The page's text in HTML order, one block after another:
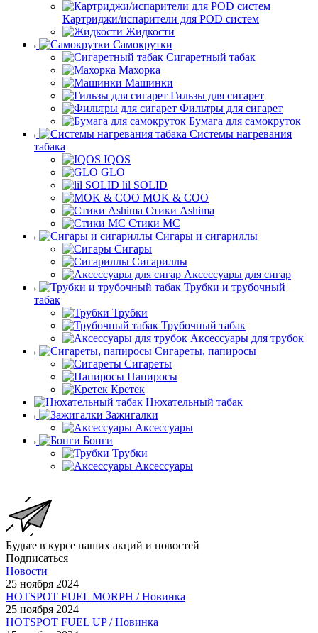
Картриджи/испарители для POD систем
Жидкости
Самокрутки
Сигаретный табак
Махорка
Машинки
Гильзы для сигарет
Фильтры для сигарет
Бумага для самокруток
Системы нагревания
табака
IQOS
GLO
lil SOLID
MOK & COO
Стики Ashima
Стики MC
Сигары и сигариллы
Сигары
Сигариллы
Аксессуары для сигар
Трубки и трубочный
табак
Трубки
Трубочный табак
Аксессуары для трубок
Сигареты, папиросы
Сигареты
Папиросы
Кретек
Нюхательный табак
Зажигалки
Аксессуары
Бонги
Трубки
Аксессуары
Будьте в курсе наших акций и новостей
Подписаться
Новости
25 ноября 2024
HOTSPOT FUEL MORPH / Новинка
25 ноября 2024
HOTSPOT FUEL UP / Новинка